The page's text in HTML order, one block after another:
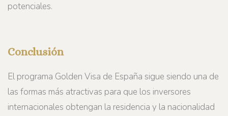
potenciales.
Conclusión
El programa Golden Visa de España sigue siendo una de
las formas más atractivas para que los inversores
internacionales obtengan la residencia y la nacionalidad